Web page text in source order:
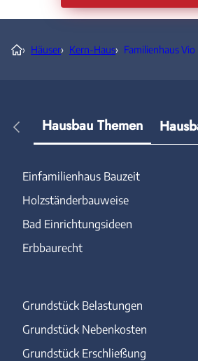
› Häuser› Kern-Haus› Familienhaus Vio
Hausbau Themen
Einfamilienhaus Bauzeit
Holzständerbauweise
Bad Einrichtungsideen
Erbbaurecht
Grundstück Belastungen
Grundstück Nebenkosten
Grundstück Erschließung